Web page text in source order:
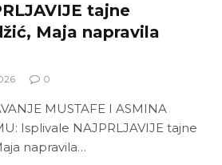
tajne
Maja napravila
0
MUSTAFE I ASMINA
Isplivale NAJPRLJAVIJE tajne
napravila…